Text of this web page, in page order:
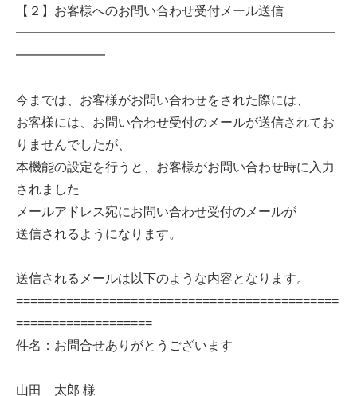
【２】お客様へのお問い合わせ受付メール送信
━━━━━━━━━━━━━━━━━━━━━━━━━
━━━━━━━
今までは、お客様がお問い合わせをされた際には、
お客様には、お問い合わせ受付のメールが送信されてお
りませんでしたが、
本機能の設定を行うと、お客様がお問い合わせ時に入力
されました
メールアドレス宛にお問い合わせ受付のメールが
送信されるようになります。
送信されるメールは以下のような内容となります。
=============================================
===================
件名：お問合せありがとうございます
山田 太郎 様